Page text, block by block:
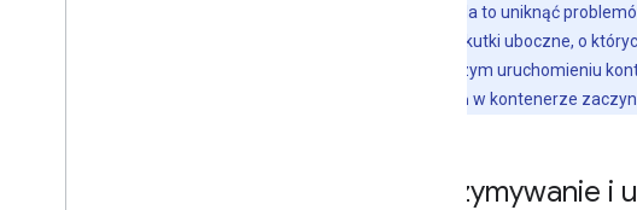
). Pozwala to uniknąć
nieszkodliwe skutki uboczne, o
1. Przy pierwszym uruchomieniu
bash w kontenerze
Zatrzymywanie